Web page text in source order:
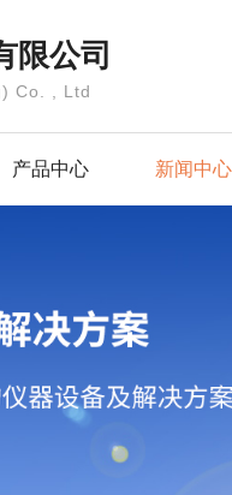
限公司
Co. , Ltd
产品中心 新闻中心